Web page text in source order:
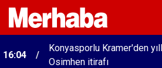
16:04
Konyasporlu Kramer'den
Osimhen itirafı